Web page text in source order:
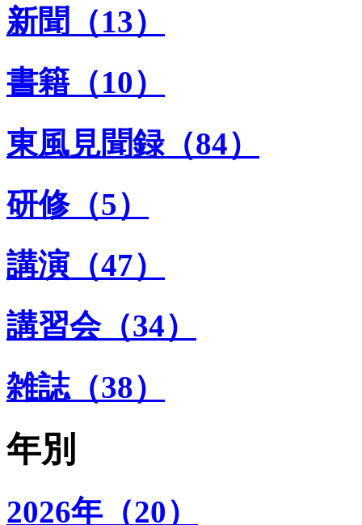
新聞（13）
書籍（10）
東風見聞録（84）
研修（5）
講演（47）
講習会（34）
雑誌（38）
年別
2026年（20）